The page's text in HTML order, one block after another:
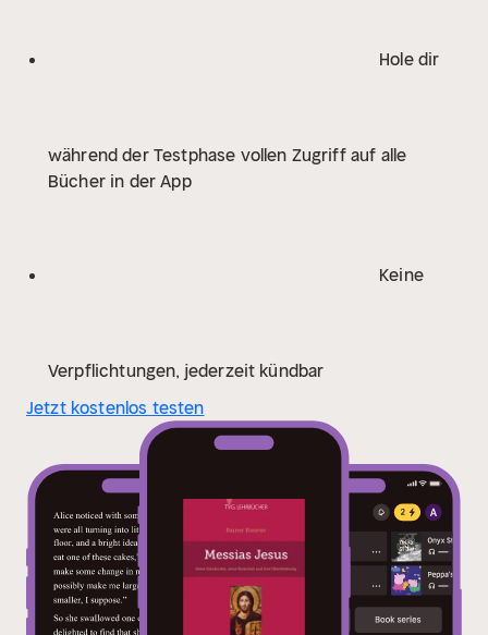
Gesamtdarstellung des Auftretens und der Botschaft
Wirken und die Lehre von Jesus dargestellt.
Besondere Aufmerksamkeit erhalten dabei die beiden
wissenschaftliche Erforschung runden die Darstellung
2013 Professor für Neues Testament am Institut für
seither ein Doktoranden- und Habilitanden-Kolloquium
und lehrt am Albrecht-Bengel-Haus in Tübingen.
Hole dir
während der Testphase vollen Zugriff auf alle
Bücher in der App
Keine
Verpflichtungen, jederzeit kündbar
Jetzt kostenlos testen